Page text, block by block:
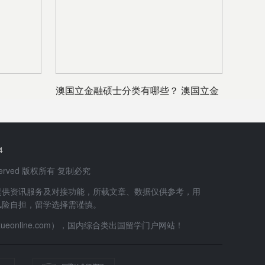
澳国立金融硕士分类有哪些？ 澳国立金
版权所有 复制必究
资讯服务及对接功能，所载文章、数据仅供参考，用
自担，留学选择需谨慎。
），国内综合类出国留学门户网站！